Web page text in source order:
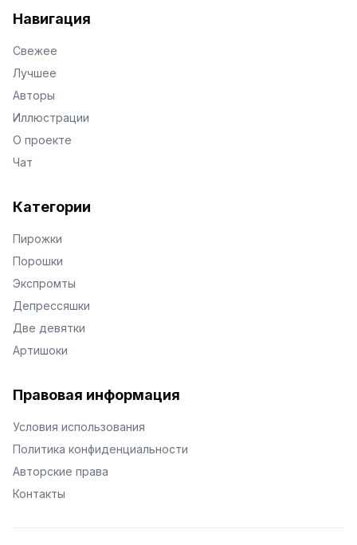
Навигация
Свежее
Лучшее
Авторы
Иллюстрации
О проекте
Чат
Категории
Пирожки
Порошки
Экспромты
Депрессяшки
Две девятки
Артишоки
Правовая информация
Условия использования
Политика конфиденциальности
Авторские права
Контакты